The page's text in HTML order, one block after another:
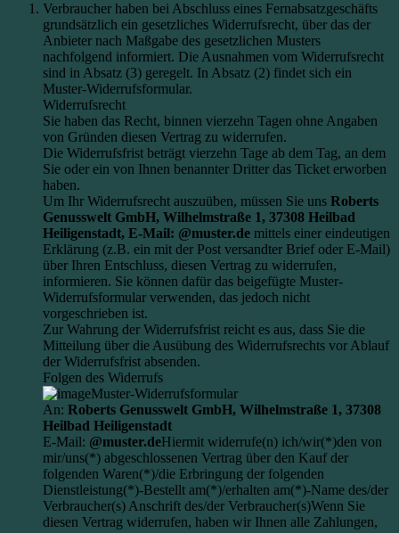
Verbraucher haben bei Abschluss eines Fernabsatzgeschäfts
grundsätzlich ein gesetzliches Widerrufsrecht, über das der
Anbieter nach Maßgabe des gesetzlichen Musters
nachfolgend informiert. Die Ausnahmen vom Widerrufsrecht
sind in Absatz (3) geregelt. In Absatz (2) findet sich ein
Muster-Widerrufsformular.
Widerrufsrecht
Sie haben das Recht, binnen vierzehn Tagen ohne Angaben
von Gründen diesen Vertrag zu widerrufen.
Die Widerrufsfrist beträgt vierzehn Tage ab dem Tag, an dem
Sie oder ein von Ihnen benannter Dritter das Ticket erworben
haben.
Um Ihr Widerrufsrecht auszuüben, müssen Sie uns Roberts
Genusswelt GmbH, Wilhelmstraße 1, 37308 Heilbad
Heiligenstadt, E-Mail: @muster.de mittels einer eindeutigen
Erklärung (z.B. ein mit der Post versandter Brief oder E-Mail)
über Ihren Entschluss, diesen Vertrag zu widerrufen,
informieren. Sie können dafür das beigefügte Muster-
Widerrufsformular verwenden, das jedoch nicht
vorgeschrieben ist.
Zur Wahrung der Widerrufsfrist reicht es aus, dass Sie die
Mitteilung über die Ausübung des Widerrufsrechts vor Ablauf
der Widerrufsfrist absenden.
Folgen des Widerrufs
Muster-Widerrufsformular
An: Roberts Genusswelt GmbH, Wilhelmstraße 1, 37308
Heilbad Heiligenstadt
E-Mail: @muster.deHiermit widerrufe(n) ich/wir(*)den von
mir/uns(*) abgeschlossenen Vertrag über den Kauf der
folgenden Waren(*)/die Erbringung der folgenden
Dienstleistung(*)-Bestellt am(*)/erhalten am(*)-Name des/der
Verbraucher(s) Anschrift des/der Verbraucher(s)Wenn Sie
diesen Vertrag widerrufen, haben wir Ihnen alle Zahlungen,